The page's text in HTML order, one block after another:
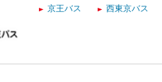
京王バス 西東京バス